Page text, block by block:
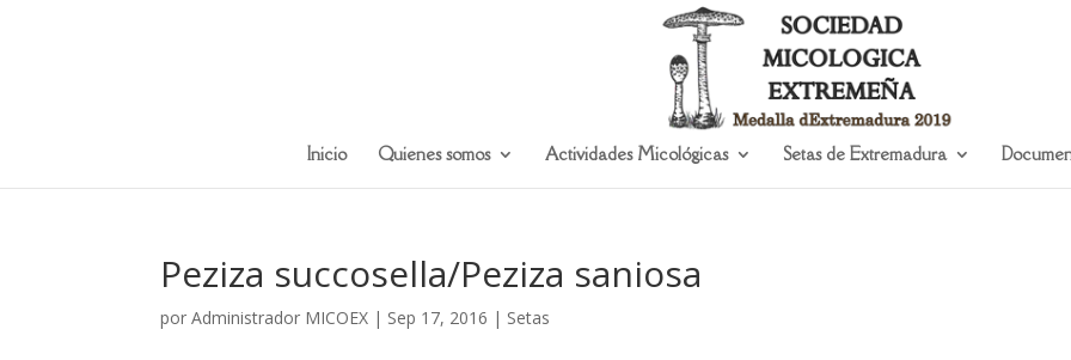
Inicio Quienes somos Actividades Micológicas Setas de Extremadura
Peziza succosella/Peziza saniosa
porAdministrador MICOEX | Sep 17, 2016 | Setas